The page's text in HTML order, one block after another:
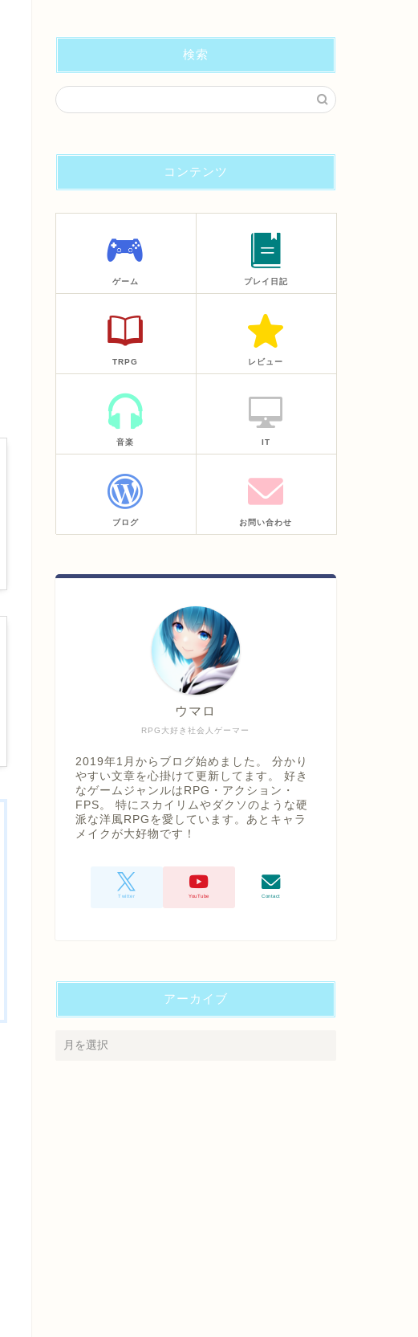
検索
コンテンツ
ゲーム プレイ日記
TRPG レビュー
音楽 IT
ブログ お問い合わせ
RPG大好き社会人ゲーマー
ウマロ
2019年1月からブログ始めました。 分かり
やすい文章を心掛けて更新してます。 好き
なゲームジャンルはRPG・アクション・
FPS。 特にスカイリムやダクソのような硬
派な洋風RPGを愛しています。あとキャラ
メイクが大好物です！
アーカイブ